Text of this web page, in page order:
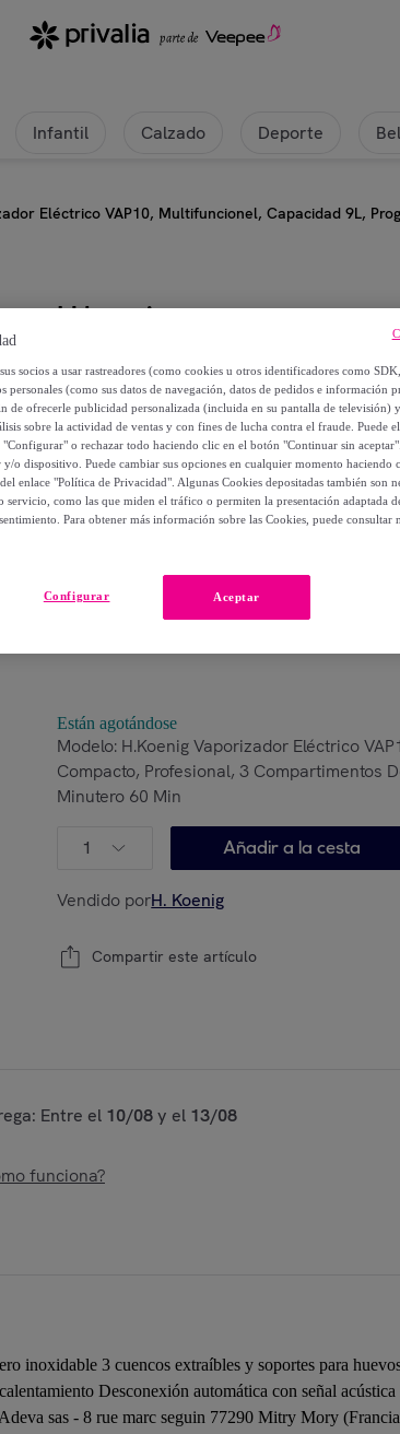
Infantil Calzado Deporte
Eléctrico VAP10, Multifuncionel, Capacidad 9L,
H.koenig
H.Koenig Vaporizador Eléctrico
Programable, Compacto,
Para Huevos, Legumbres, Arroz,
39,90 €
Posible recogida de tu antiguo producto
Están agotándose
Modelo: H.Koenig Vaporizador Eléctrico
Compacto, Profesional, 3 Compartimentos
Minutero 60 Min
1 Añadir a la cesta
Vendido porH. Koenig
Compartir este artículo
Entre el 10/08y el 13/08
funciona?
inoxidable 3 cuencos extraíbles y soportes para
Desconexión automática con señal acústica
sas - 8 rue marc seguin 77290 Mitry Mory
socios a usar rastreadores (como cookies u otros identificadores como
personales (como sus datos de navegación, datos de pedidos e información
de ofrecerle publicidad personalizada (incluida en su pantalla de televisión)
sobre la actividad de ventas y con fines de lucha contra el fraude. Puede
o rechazar todo haciendo clic en el botón "Continuar sin
y/o dispositivo. Puede cambiar sus opciones en cualquier momento haciendo
enlace "Política de Privacidad". Algunas Cookies depositadas también son
como las que miden el tráfico o permiten la presentación adaptada
Para obtener más información sobre las Cookies, puede consultar
Aceptar
Configurar